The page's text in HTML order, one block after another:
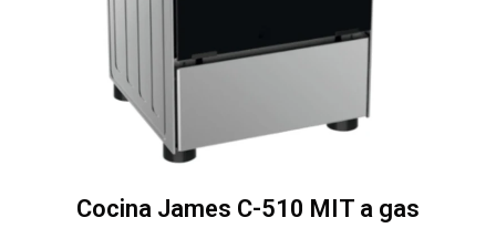
Cocina James C-510 MIT a gas
Herramientas